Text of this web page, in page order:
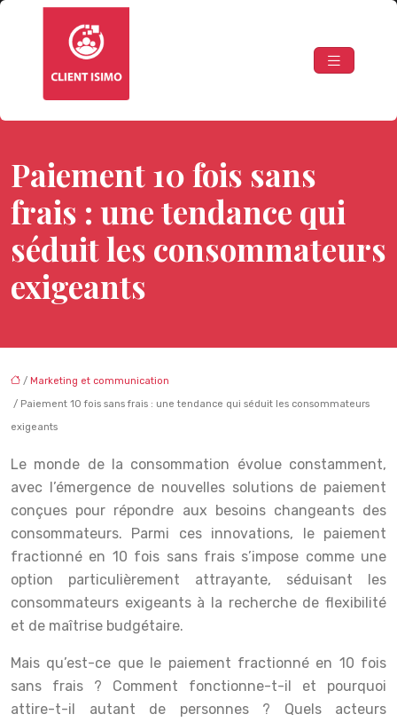
Paiement 10 fois sans
frais : une tendance qui
séduit les consommateurs
exigeants
/ Marketing et communication
/ Paiement 10 fois sans frais : une tendance qui séduit les consommateurs
exigeants
Le monde de la consommation évolue constamment,
avec l’émergence de nouvelles solutions de paiement
conçues pour répondre aux besoins changeants des
consommateurs. Parmi ces innovations, le paiement
fractionné en 10 fois sans frais s’impose comme une
option particulièrement attrayante, séduisant les
consommateurs exigeants à la recherche de flexibilité
et de maîtrise budgétaire.
Mais qu’est-ce que le paiement fractionné en 10 fois
sans frais ? Comment fonctionne-t-il et pourquoi
attire-t-il autant de personnes ? Quels acteurs